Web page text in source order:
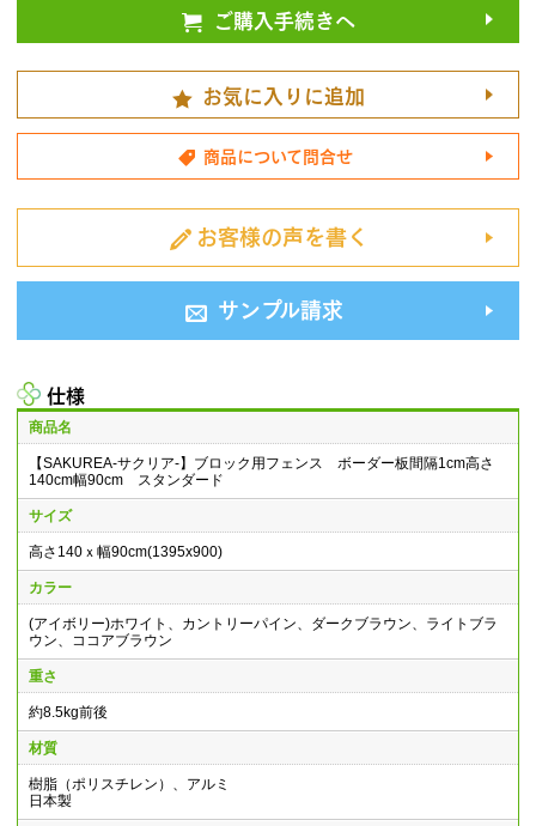
ご購入手続きへ
お気に入りに追加
商品について問合せ
お客様の声を書く
サンプル請求
仕様
商品名
【SAKUREA-サクリア-】ブロック用フェンス ボーダー板間隔1cm高さ
140cm幅90cm スタンダード
サイズ
高さ140ｘ幅90cm(1395x900)
カラー
(アイボリー)ホワイト、カントリーパイン、ダークブラウン、ライトブラ
ウン、ココアブラウン
重さ
約8.5kg前後
材質
樹脂（ポリスチレン）、アルミ
日本製